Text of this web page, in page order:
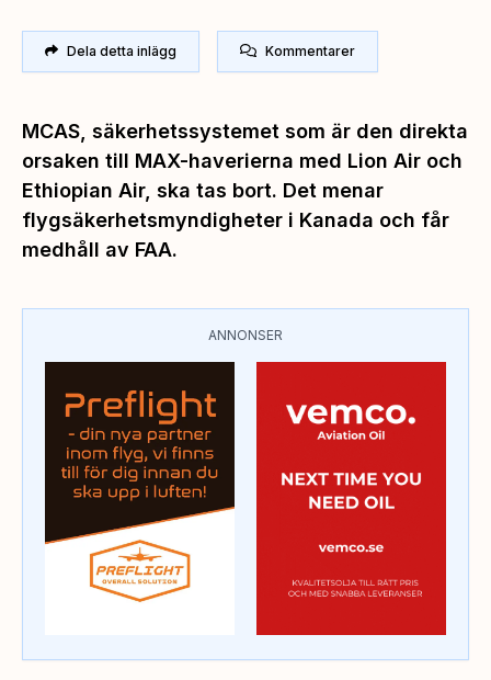
Dela detta inlägg Kommentarer
MCAS, säkerhetssystemet som är den direkta
orsaken till MAX-haverierna med Lion Air och
Ethiopian Air, ska tas bort. Det menar
flygsäkerhetsmyndigheter i Kanada och får
medhåll av FAA.
ANNONSER